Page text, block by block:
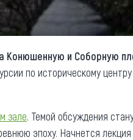
Конюшенную и Соборную
по историческому
зале. Темой обсуждения
эпоху. Начнется лекция